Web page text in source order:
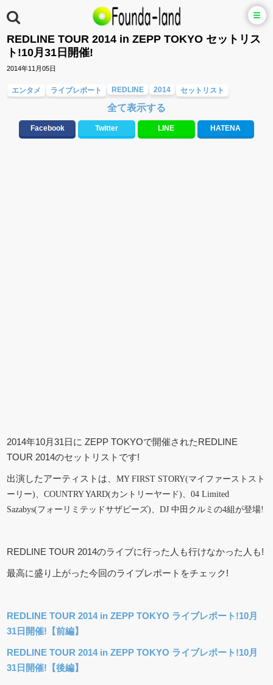
REDLINE TOUR 2014 in ZEPP TOKYO セットリス
ト!10月31日開催!
2014年11月05日
エンタメ ライブレポート REDLINE 2014 セットリスト
COUNTRY YARD
全て表示する
Facebook Twitter LINE HATENA
2014年10月31日に ZEPP TOKYOで開催されたREDLINE
TOUR 2014のセットリストです!
出演したアーティストは、MY FIRST STORY(マイファーストスト
ーリー)、COUNTRY YARD(カントリーヤード) 、04 Limited
Sazabys(フォーリミテッドサザビーズ) 、DJ中田クルミの4組が登場!
REDLINE TOUR 2014のライブに行った人も行けなかった人も!
最高に盛り上がった今回のライブレポートをチェック!
REDLINE TOUR 2014 in ZEPP TOKYO ライブレポート!10月
31日開催!【前編】
REDLINE TOUR 2014 in ZEPP TOKYO ライブレポート!10月
31日開催!【後編】